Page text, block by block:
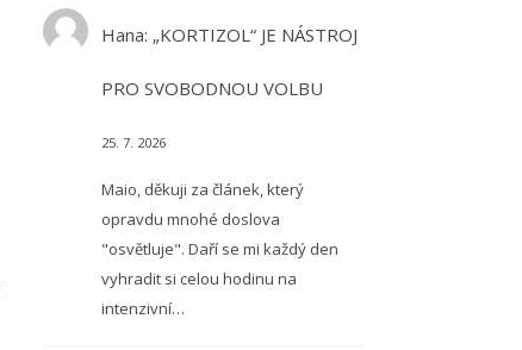
Hana: „KORTIZOL“ JE NÁSTROJ
PRO SVOBODNOU VOLBU
25. 7. 2026
Maio, děkuji za článek, který
opravdu mnohé doslova
"osvětluje". Daří se mi každý den
vyhradit si celou hodinu na
intenzivní…